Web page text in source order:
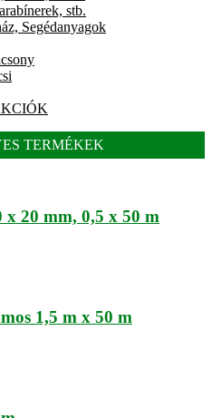
stb.
Segédanyagok
TERMÉKEK
20 mm, 0,5 x 50 m
1,5 m x 50 m